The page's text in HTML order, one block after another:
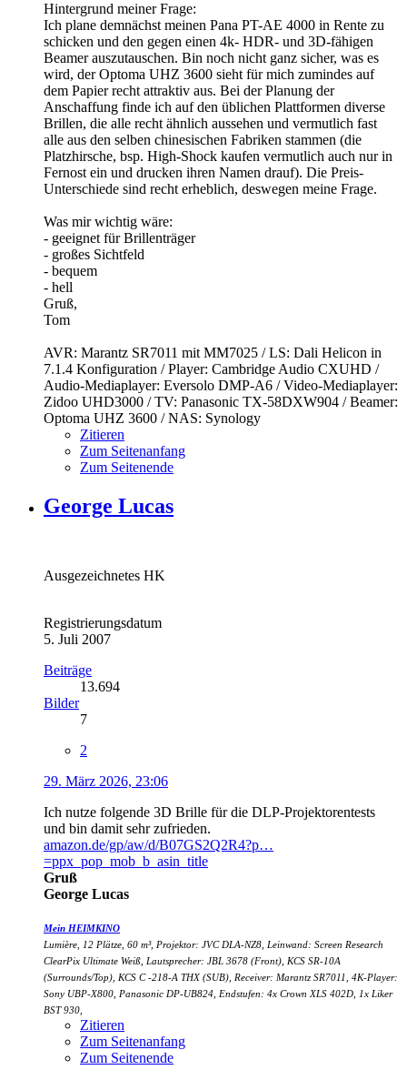
Hintergrund meiner Frage:
Ich plane demnächst meinen Pana PT-AE 4000 in Rente zu
schicken und den gegen einen 4k- HDR- und 3D-fähigen
Beamer auszutauschen. Bin noch nicht ganz sicher, was es
wird, der Optoma UHZ 3600 sieht für mich zumindes auf
dem Papier recht attraktiv aus. Bei der Planung der
Anschaffung finde ich auf den üblichen Plattformen diverse
Brillen, die alle recht ähnlich aussehen und vermutlich fast
alle aus den selben chinesischen Fabriken stammen (die
Platzhirsche, bsp. High-Shock kaufen vermutlich auch nur in
Fernost ein und drucken ihren Namen drauf). Die Preis-
Unterschiede sind recht erheblich, deswegen meine Frage.
Was mir wichtig wäre:
- geeignet für Brillenträger
- großes Sichtfeld
- bequem
- hell
Gruß,
Tom
AVR: Marantz SR7011 mit MM7025 / LS: Dali Helicon in
7.1.4 Konfiguration / Player: Cambridge Audio CXUHD /
Audio-Mediaplayer: Eversolo DMP-A6 / Video-Mediaplayer:
Zidoo UHD3000 / TV: Panasonic TX-58DXW904 / Beamer:
Optoma UHZ 3600 / NAS: Synology
Zitieren
Zum Seitenanfang
Zum Seitenende
George Lucas
Ausgezeichnetes HK
Registrierungsdatum
5. Juli 2007
Beiträge
13.694
Bilder
7
2
29. März 2026, 23:06
Ich nutze folgende 3D Brille für die DLP-Projektorentests
und bin damit sehr zufrieden.
amazon.de/gp/aw/d/B07GS2Q2R4?p…
=ppx_pop_mob_b_asin_title
Gruß
George Lucas
Mein HEIMKINO
Lumière, 12 Plätze, 60 m³, Projektor: JVC DLA-NZ8, Leinwand: Screen Research
ClearPix Ultimate Weiß, Lautsprecher: JBL 3678 (Front), KCS SR-10A
(Surrounds/Top), KCS C -218-A THX (SUB), Receiver: Marantz SR7011, 4K-Player:
Sony UBP-X800, Panasonic DP-UB824, Endstufen: 4x Crown XLS 402D, 1x Liker
BST 930,
Zitieren
Zum Seitenanfang
Zum Seitenende